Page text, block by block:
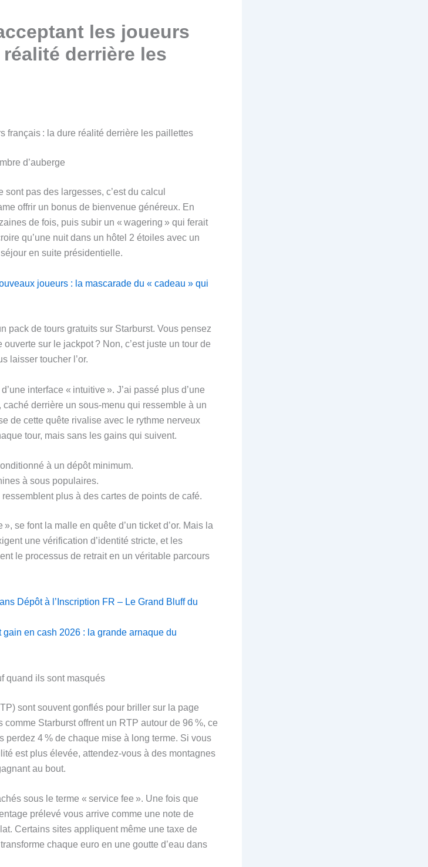
les joueurs
derrière les
français : la dure réalité derrière les paillettes
d’auberge
pas des largesses, c’est du calcul
offrir un bonus de bienvenue généreux. En
de fois, puis subir un « wagering » qui ferait
qu’une nuit dans un hôtel 2 étoiles avec un
en suite présidentielle.
joueurs : la mascarade du « cadeau » qui
pack de tours gratuits sur Starburst. Vous pensez
sur le jackpot ? Non, c’est juste un tour de
laisser toucher l’or.
interface « intuitive ». J’ai passé plus d’une
derrière un sous‑menu qui ressemble à un
de cette quête rivalise avec le rythme nerveux
tour, mais sans les gains qui suivent.
à un dépôt minimum.
à sous populaires.
plus à des cartes de points de café.
se font la malle en quête d’un ticket d’or. Mais la
une vérification d’identité stricte, et les
le processus de retrait en un véritable parcours
Dépôt à l’Inscription FR – Le Grand Bluff du
en cash 2026 : la grande arnaque du
quand ils sont masqués
sont souvent gonflés pour briller sur la page
Starburst offrent un RTP autour de 96 %, ce
perdez 4 % de chaque mise à long terme. Si vous
est plus élevée, attendez‑vous à des montagnes
au bout.
sous le terme « service fee ». Une fois que
prélevé vous arrive comme une note de
Certains sites appliquent même une taxe de
chaque euro en une goutte d’eau dans